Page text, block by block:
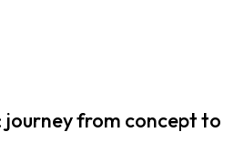
from concept to